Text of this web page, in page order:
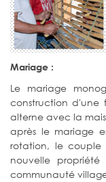
Mariage :
Le mariage
construction d'une
alterne avec la
après le mariage
rotation, le couple
nouvelle
communauté